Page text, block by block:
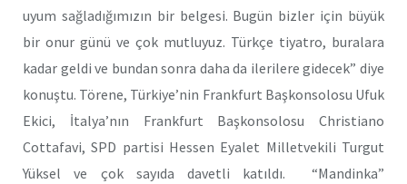
uyum sağladığımızın bir belgesi. Bugün bizler için büyük
bir onur günü ve çok mutluyuz. Türkçe tiyatro, buralara
kadar geldi ve bundan sonra daha da ilerilere gidecek” diye
konuştu. Törene, Türkiye’nin Frankfurt Başkonsolosu Ufuk
Ekici, İtalya’nın Frankfurt Başkonsolosu Christiano
Cottafavi, SPD partisi Hessen Eyalet Milletvekili Turgut
Yüksel ve çok sayıda davetli katıldı. “Mandinka”